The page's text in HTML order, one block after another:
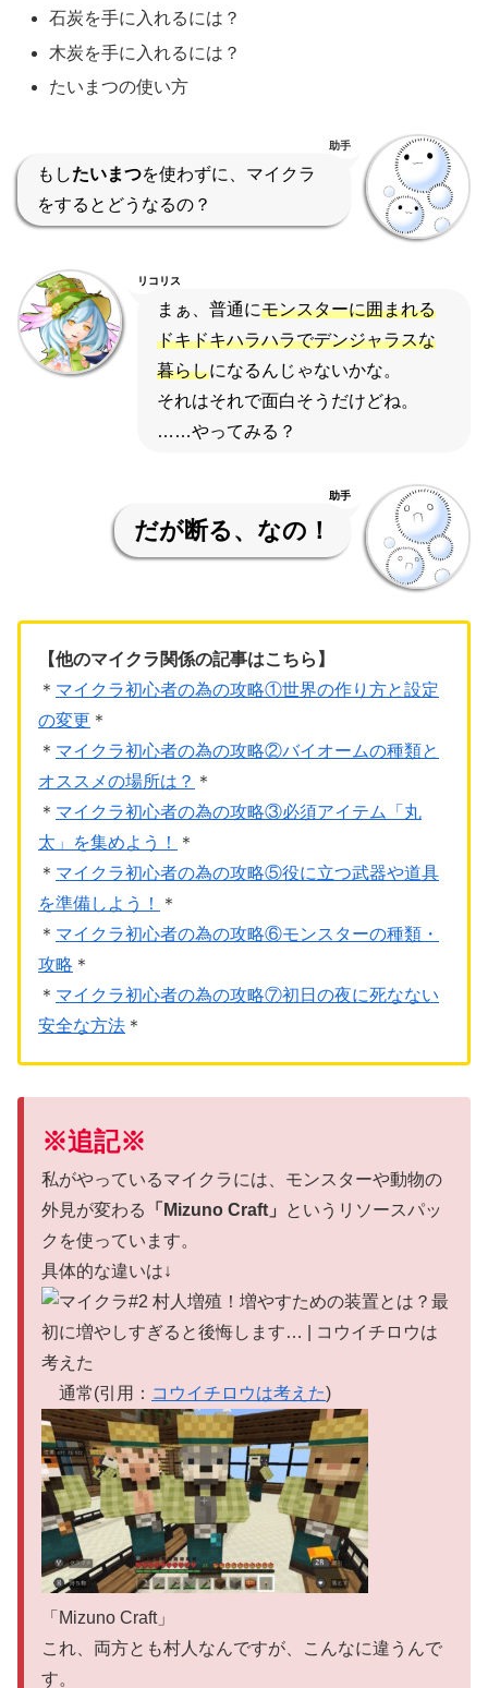
石炭を手に入れるには？
木炭を手に入れるには？
たいまつの使い方
助手
もしたいまつを使わずに、マイクラ
をするとどうなるの？
リコリス
まぁ、普通にモンスターに囲まれる
ドキドキハラハラでデンジャラスな
暮らしになるんじゃないかな。
それはそれで面白そうだけどね。
……やってみる？
助手
だが断る、なの！
【他のマイクラ関係の記事はこちら】
＊ マイクラ初心者の為の攻略①世界の作り方と設定
の変更 ＊
＊ マイクラ初心者の為の攻略②バイオームの種類と
オススメの場所は？ ＊
＊ マイクラ初心者の為の攻略③必須アイテム「丸
太」を集めよう！
＊
＊ マイクラ初心者の為の攻略⑤役に立つ武器や道具
を準備しよう！
＊
＊ マイクラ初心者の為の攻略⑥モンスターの種類・
攻略 ＊
＊ マイクラ初心者の為の攻略⑦初日の夜に死なない
安全な方法 ＊
※追記※
私がやっているマイクラには、モンスターや動物の
外見が変わる
「Mizuno Craft」
というリソースパッ
クを使っています。
具体的な違いは↓
通常(引用： コウイチロウは考えた)
「Mizuno Craft」
これ、両方とも村人なんですが、こんなに違うんで
す。